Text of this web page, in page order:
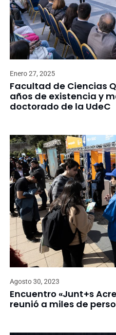
Enero 27, 2025
Facultad de Ciencias
años de existencia y
doctorado de la UdeC
Agosto 30, 2023
Encuentro «Junt+s
reunió a miles de